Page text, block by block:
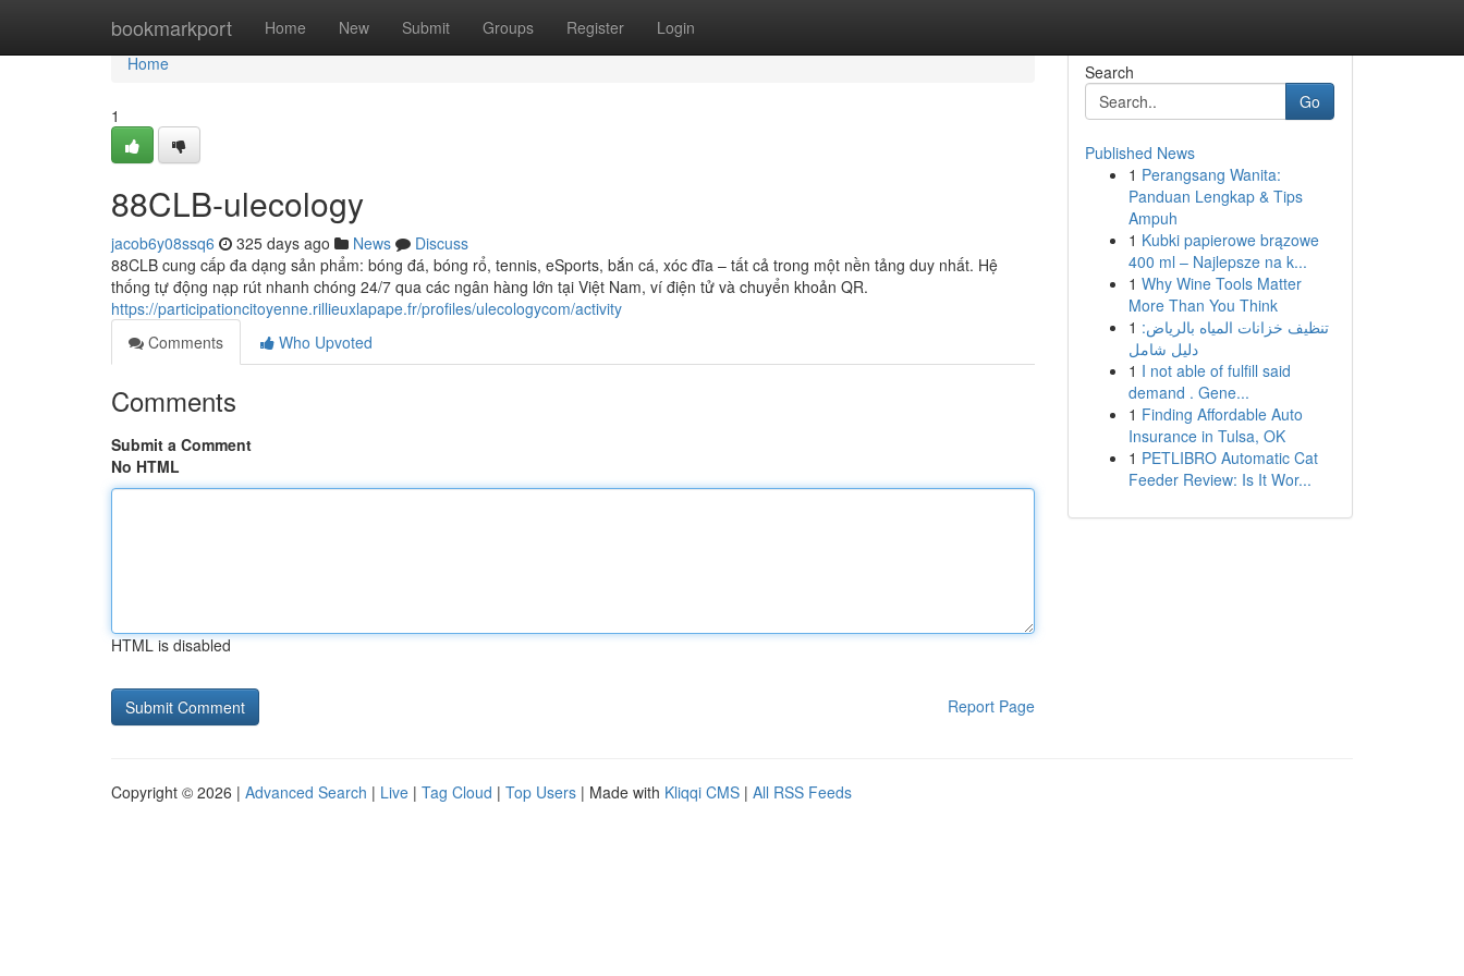
bookmarkport Home New Submit Groups Register Login
Home
Home
1
88CLB-ulecology
jacob6y08ssq6 325 days ago News
Discuss
88CLB cung cấp đa dạng sản phẩm: bóng đá, bóng rổ, tennis, eSports, bắn cá, xóc đĩa – tất cả trong một nền tảng duy nhất. Hệ
thống tự động nạp rút nhanh chóng 24/7 qua các ngân hàng lớn tại Việt Nam, ví điện tử và chuyển khoản QR.
https://participationcitoyenne.rillieuxlapape.fr/profiles/ulecologycom/activity
Comments
Who Upvoted
Comments
Submit a Comment
No HTML
HTML is disabled
Report Page
Search
Go
Published News
1 Perangsang Wanita:
Panduan Lengkap & Tips
Ampuh
1 Kubki papierowe brązowe
400 ml – Najlepsze na k...
1 Why Wine Tools Matter
More Than You Think
1 تنظيف خزانات المياه بالرياض:
دليل شامل
1 I not able of fulfill said
demand . Gene...
1 Finding Affordable Auto
Insurance in Tulsa, OK
1 PETLIBRO Automatic Cat
Feeder Review: Is It Wor...
Copyright © 2026 | Advanced Search | Live | Tag Cloud | Top Users | Made with Kliqqi CMS | All RSS Feeds